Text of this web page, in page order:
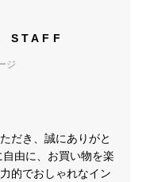
STAFF
ジ
だき、誠にありがと
由に、お買い物を楽
的でおしゃれなイン